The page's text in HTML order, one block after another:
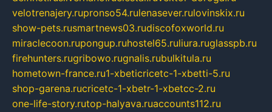
velotrenajery.rupronso54.rulenasever.rulovinskix.ru
show-pets.rusmartnews03.rudiscofoxworld.ru
miraclecoon.rupongup.ruhostel65.ruliura.ruglasspb.ru
firehunters.rugribowo.rugnalis.rubulkitula.ru
hometown-france.ru1-xbeticricetc-1-xbetti-5.ru
shop-garena.rucricetc-1-xbetr-1-xbetcc-2.ru
one-life-story.rutop-halyava.ruaccounts112.ru